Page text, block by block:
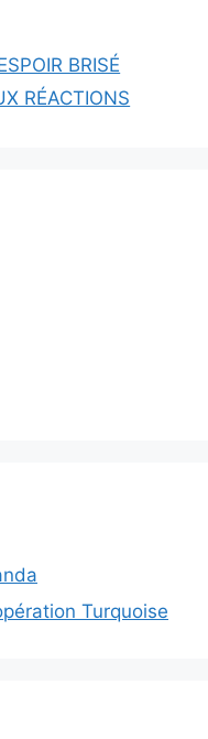
BRISÉ
RÉACTIONS
Turquoise